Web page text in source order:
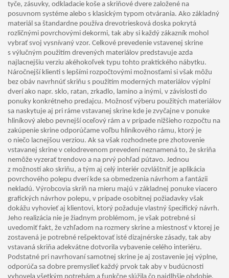
tyče, zásuvky, odkladacie koše a skriňové dvere založené na
posuvnom systéme alebo s klasickým typom otvárania. Ako základný
materiál sa štandardne používa drevotriesková doska pokrytá
rozličnými povrchovými dekormi, tak aby si každý zákazník mohol
vybrať svoj vysnívaný vzor. Celkové prevedenie vstavenej skrine
s výlučným použitím drevených materiálov predstavuje azda
najlacnejšiu verziu akéhokoľvek typu tohto praktického nábytku.
Náročnejší klienti s lepšími rozpočtovými možnosťami si však môžu
bez obáv navrhnúť skriňu s použitím moderných materiálov výplní
dverí ako napr. sklo, ratan, zrkadlo, lamino a inými, v závislosti do
ponuky konkrétneho predajcu. Možnosť výberu použitých materiálov
sa naskytuje aj pri ráme vstavanej skrine kde je zvyčajne v ponuke
hliníkový alebo pevnejší oceľový rám a v prípade nižšieho rozpočtu na
zakúpenie skrine odporúčame voľbu hliníkového rámu, ktorý je
o niečo lacnejšou verziou. Ak sa však rozhodnete pre zhotovenie
vstavanej skrine v celodrevenom prevedení neznamená to, že skriňa
nemôže vyzerať trendovo a na prvý pohľad pútavo. Jednou
z možností ako skriňu, a tým aj celý interiér ozvláštniť je aplikácia
povrchového polepu dverí kde sa obmedzenia návrhom a fantázii
nekladú. Výrobcovia skríň na mieru majú v základnej ponuke viacero
grafických návrhov polepu, v prípade osobitnej požiadavky však
dokážu vyhovieť aj klientovi, ktorý požaduje vlastný špecifický návrh.
Jeho realizácia nie je žiadnym problémom, je však potrebné si
uvedomiť fakt, že vzhľadom na rozmery skrine a miestnosť v ktorej je
zostavená je potrebné rešpektovať isté dizajnérske zásady, tak aby
vstavaná skriňa adekvátne dotvorila vybavenie celého interiéru.
Podstatné pri navrhovaní samotnej skrine je aj zostavenie jej výplne,
odporúča sa dobre premyslieť každý prvok tak aby v budúcnosti